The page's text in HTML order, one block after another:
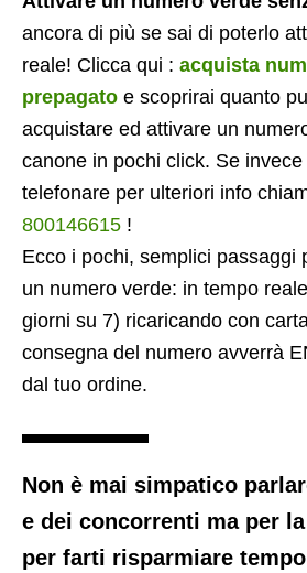
ancora di più se sai di poterlo
reale! Clicca qui : acquista
prepagato e scoprirai quanto
acquistare ed attivare un
canone in pochi click. Se
telefonare per ulteriori info
800146615 !
Ecco i pochi, semplici passaggi
un numero verde: in tempo
giorni su 7) ricaricando con
consegna del numero avverrà
dal tuo ordine.
Non è mai simpatico
e dei concorrenti ma per
per farti risparmiare